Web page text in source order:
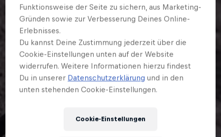
Funktionsweise der Seite zu sichern, aus Marketing-
Gründen sowie zur Verbesserung Deines Online-
Erlebnisses.
Du kannst Deine Zustimmung jederzeit über die
Cookie-Einstellungen unten auf der Website
widerrufen. Weitere Informationen hierzu findest
Du in unserer Datenschutzerklärung und in den
unten stehenden Cookie-Einstellungen.
Cookie-Einstellungen